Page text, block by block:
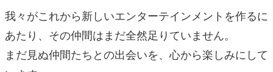
我々がこれから新しいエンターテインメントを作るに
あたり、その仲間はまだ全然足りていません。
まだ見ぬ仲間たちとの出会いを、心から楽しみにして